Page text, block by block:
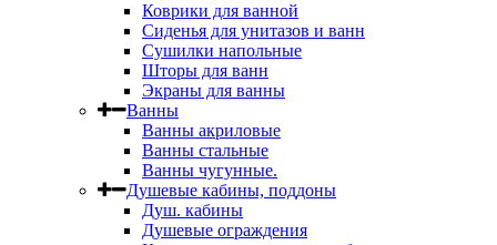
Коврики для ванной
Сиденья для унитазов и ванн
Сушилки напольные
Шторы для ванн
Экраны для ванны
Ванны
Ванны акриловые
Ванны стальные
Ванны чугунные.
Душевые кабины, поддоны
Душ. кабины
Душевые ограждения